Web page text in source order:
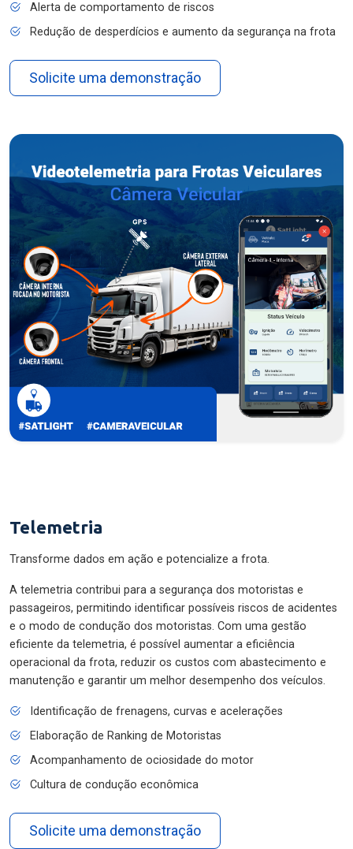
Alerta de comportamento de riscos
Redução de desperdícios e aumento da segurança na frota
Solicite uma demonstração
Telemetria
Transforme dados em ação e potencialize a frota.
A telemetria contribui para a segurança dos motoristas e
passageiros, permitindo identificar possíveis riscos de acidentes
e o modo de condução dos motoristas. Com uma gestão
eficiente da telemetria, é possível aumentar a eficiência
operacional da frota, reduzir os custos com abastecimento e
manutenção e garantir um melhor desempenho dos veículos.
Identificação de frenagens, curvas e acelerações
Elaboração de Ranking de Motoristas
Acompanhamento de ociosidade do motor
Cultura de condução econômica
Solicite uma demonstração